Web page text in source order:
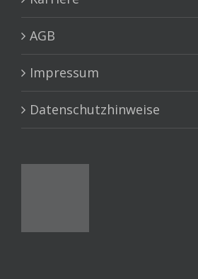
AGB
Impressum
Datenschutzhinweise